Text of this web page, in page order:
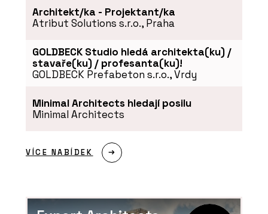
Architekt/ka - Projektant/ka
Atribut Solutions s.r.o., Praha
GOLDBECK Studio hledá architekta(ku) /
stavaře(ku) / profesanta(ku)!
GOLDBECK Prefabeton s.r.o., Vrdy
Minimal Architects hledají posilu
Minimal Architects
VÍCE NABÍDEK